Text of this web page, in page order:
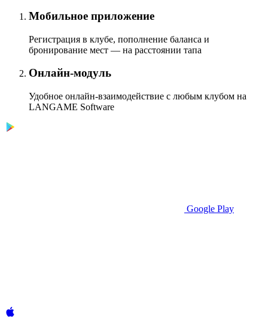
Мобильное приложение
Регистрация в клубе, пополнение баланса и
бронирование мест — на расстоянии тапа
Онлайн-модуль
Удобное онлайн-взаимодействие с любым клубом на
LANGAME Software
Google Play